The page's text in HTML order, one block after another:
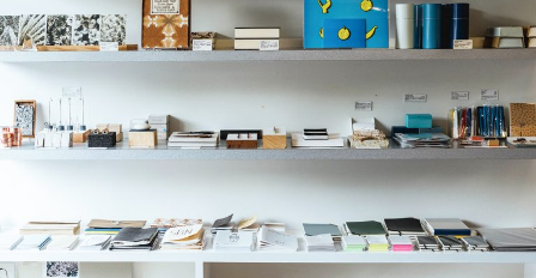
2026年5月号「“大好き”に出会いに。韓国」
2026年3月号「スイーツ予想図 2026」
2026年2月号「良運を掴む 新・開運術。」
2026年1月号「猫がいれば、幸せ」
FOLLOW US!